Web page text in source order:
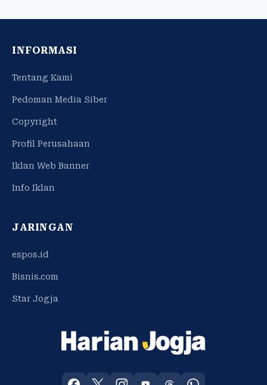
INFORMASI
Tentang Kami
Pedoman Media Siber
Copyright
Profil Perusahaan
Iklan Web Banner
Info Iklan
JARINGAN
espos.id
Bisnis.com
Star Jogja